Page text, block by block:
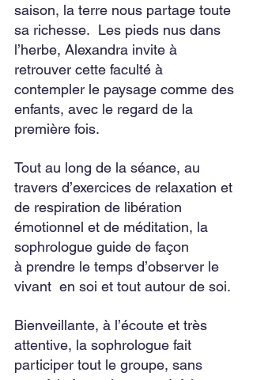
saison, la terre nous partage toute
sa richesse.  Les pieds nus dans
l’herbe, Alexandra invite à
retrouver cette faculté à
contempler le paysage comme des
enfants, avec le regard de la
première fois.
Tout au long de la séance, au
travers d’exercices de relaxation et
de respiration de libération
émotionnel et de méditation, la
sophrologue guide de façon
à prendre le temps d’observer le
vivant  en soi et tout autour de soi.
Bienveillante, à l’écoute et très
attentive, la sophrologue fait
participer tout le groupe, sans